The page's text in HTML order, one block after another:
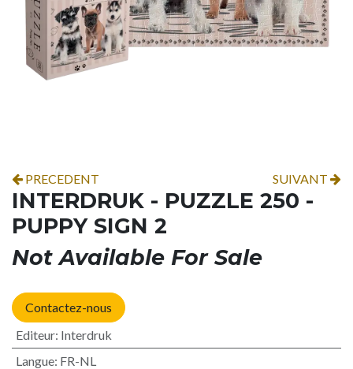
PRECEDENT SUIVANT
INTERDRUK - PUZZLE 250 -
PUPPY SIGN 2
Not Available For Sale
Contactez-nous
Editeur: Interdruk
Langue: FR-NL